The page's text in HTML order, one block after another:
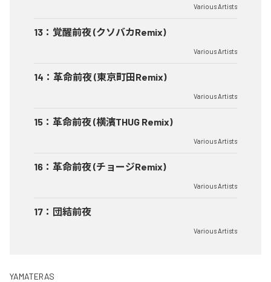
Various Artists
13 ： 覚醒前夜 (クソバカRemix)
Various Artists
14 ： 革命前夜 (東京町田Remix)
Various Artists
15 ： 革命前夜 (横濱THUG Remix)
Various Artists
16 ： 革命前夜 (チョージRemix)
Various Artists
17 ： 団結前夜
Various Artists
YAMATERAS